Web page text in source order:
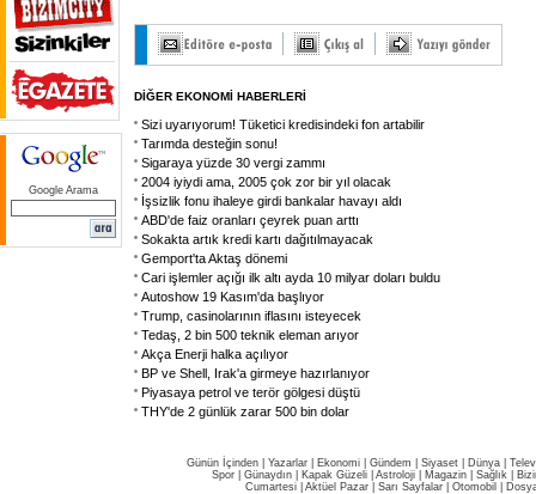
Google Arama
DİĞER EKONOMİ HABERLERİ
Sizi uyarıyorum! Tüketici kredisindeki fon artabilir
Tarımda desteğin sonu!
Sigaraya yüzde 30 vergi zammı
2004 iyiydi ama, 2005 çok zor bir yıl olacak
İşsizlik fonu ihaleye girdi bankalar havayı aldı
ABD'de faiz oranları çeyrek puan arttı
Sokakta artık kredi kartı dağıtılmayacak
Gemport'ta Aktaş dönemi
Cari işlemler açığı ilk altı ayda 10 milyar doları buldu
Autoshow 19 Kasım'da başlıyor
Trump, casinolarının iflasını isteyecek
Tedaş, 2 bin 500 teknik eleman arıyor
Akça Enerji halka açılıyor
BP ve Shell, Irak'a girmeye hazırlanıyor
Piyasaya petrol ve terör gölgesi düştü
THY'de 2 günlük zarar 500 bin dolar
Günün İçinden Yazarlar Ekonomi Gündem Siyaset Dünya |
Spor
Günaydın Kapak Güzeli Astroloji Magazin Sağlık
Cumartesi| Aktüel Pazar| Sarı Sayfalar| Otomobil